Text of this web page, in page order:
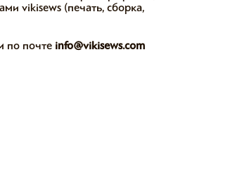
vikisews (печать, сборка,
по почте info@vikisews.com